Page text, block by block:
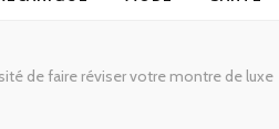
de faire réviser votre montre de luxe